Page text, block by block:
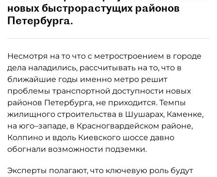
новых быстрорастущих районов
Петербурга.
Несмотря на то что с метростроением в городе
дела наладились, рассчитывать на то, что в
ближайшие годы именно метро решит
проблемы транспортной доступности новых
районов Петербурга, не приходится. Темпы
жилищного строительства в Шушарах, Каменке,
на юго–западе, в Красногвардейском районе,
Колпино и вдоль Киевского шоссе давно
обогнали возможности подземки.
Эксперты полагают, что ключевую роль будут